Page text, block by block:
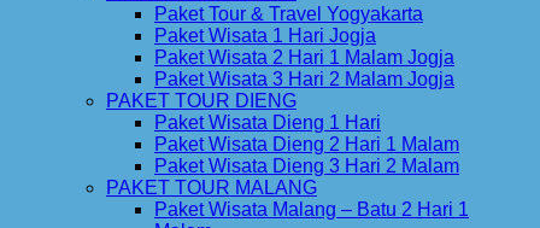
Paket Tour & Travel Yogyakarta
Paket Wisata 1 Hari Jogja
Paket Wisata 2 Hari 1 Malam Jogja
Paket Wisata 3 Hari 2 Malam Jogja
PAKET TOUR DIENG
Paket Wisata Dieng 1 Hari
Paket Wisata Dieng 2 Hari 1 Malam
Paket Wisata Dieng 3 Hari 2 Malam
PAKET TOUR MALANG
Paket Wisata Malang – Batu 2 Hari 1